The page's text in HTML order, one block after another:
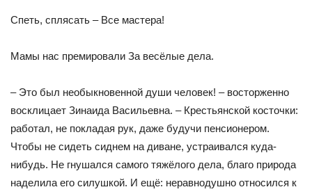
Спеть, сплясать – Все мастера!
Мамы нас премировали За весёлые дела.
– Это был необыкновенной души человек! – восторженно
восклицает Зинаида Васильевна. – Крестьянской косточки:
ра­ботал, не покладая рук, даже будучи пенсионером.
Чтобы не си­деть сиднем на диване, устраивался куда-
нибудь. Не гнушался самого тяжёлого дела, благо природа
наделила его силушкой. И ещё: неравнодушно относился к